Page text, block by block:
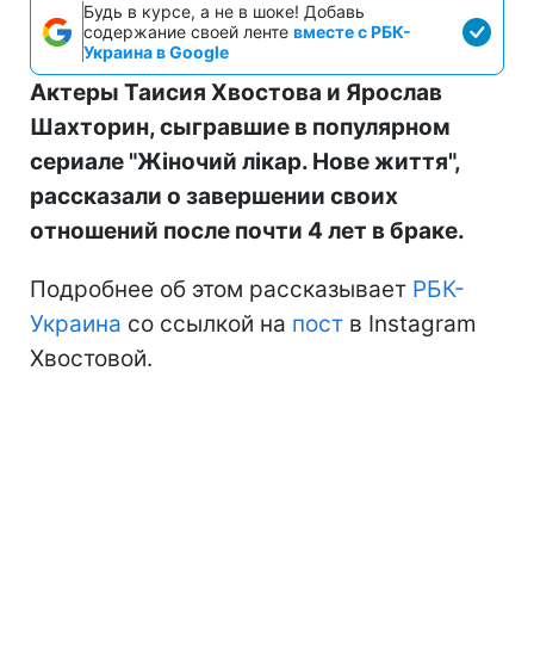
Будь в курсе, а не в шоке! Добавь
содержание своей ленте вместе с РБК-
Украина в Google
Актеры Таисия Хвостова и Ярослав
Шахторин, сыгравшие в популярном
сериале "Жіночий лікар. Нове життя",
рассказали о завершении своих
отношений после почти 4 лет в браке.
Подробнее об этом рассказывает РБК-
Украина со ссылкой на пост в Instagram
Хвостовой.